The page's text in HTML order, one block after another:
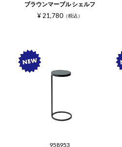
ブラウンマーブル シェルフ
¥ 21,780 税込
958953